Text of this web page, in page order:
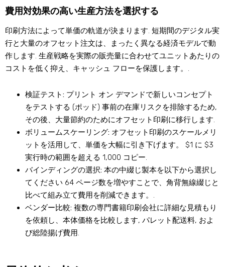
費用対効果の高い生産方法を選択する
印刷方法によって単価の軌道が決まります. 短期間のデジタル実
行と大量のオフセット注文は、まったく異なる経済モデルで動
作します. 生産戦略を実際の販売量に合わせてユニットあたりの
コストを低く抑え、キャッシュ フローを保護します。.
検証テスト: プリント オン デマンドで新しいコンセプト
をテストする (ポッド) 事前の在庫リスクを排除するため,
その後、大量節約のためにオフセット印刷に移行します.
ボリュームスケーリング: オフセット印刷のスケールメリ
ットを活用して、単価を大幅に引き下げます。 $1 に $3
実行時の範囲を超える 1,000 コピー.
バインディングの選択: 本の中綴じ製本を以下から選択し
てください 64 ページ数を増やすことで、角背無線綴じと
比べて組み立て費用を削減できます。.
ベンダー比較: 複数の専門書籍印刷会社に詳細な見積もり
を依頼し、本体価格を比較します, パレット配送料, およ
び総陸揚げ費用.